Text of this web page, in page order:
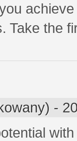
Take the
-